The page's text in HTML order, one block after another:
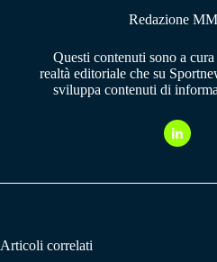
Redazione
Questi contenuti sono a
realtà editoriale che su
sviluppa contenuti di
Articoli correlati